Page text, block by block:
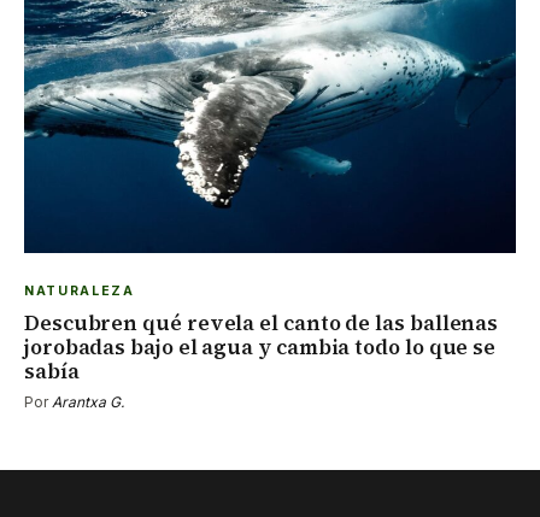
NATURALEZA
Descubren qué revela el canto de las ballenas
jorobadas bajo el agua y cambia todo lo que se
sabía
Por Arantxa G.